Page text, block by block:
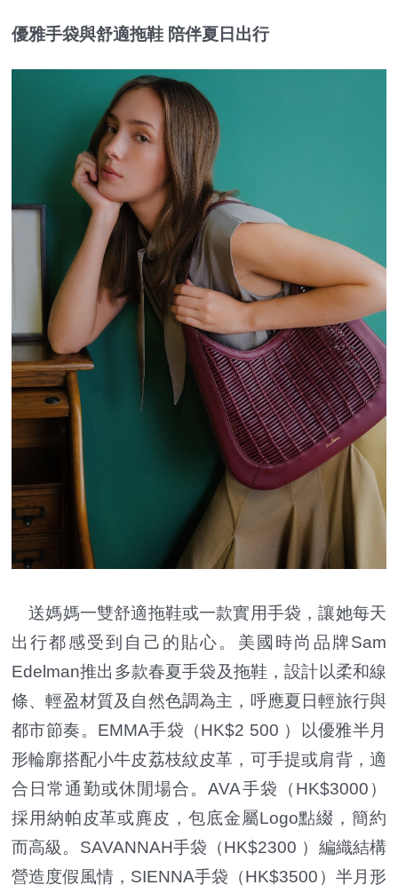
優雅手袋與舒適拖鞋 陪伴夏日出行
送媽媽一雙舒適拖鞋或一款實用手袋，讓她每天
出行都感受到自己的貼心。美國時尚品牌Sam
Edelman推出多款春夏手袋及拖鞋，設計以柔和線
條、輕盈材質及自然色調為主，呼應夏日輕旅行與
都市節奏。EMMA手袋（HK$2 500 ）以優雅半月
形輪廓搭配小牛皮荔枝紋皮革，可手提或肩背，適
合日常通勤或休閒場合。AVA手袋（HK$3000）
採用納帕皮革或麂皮，包底金屬Logo點綴，簡約
而高級。SAVANNAH手袋（HK$2300 ）編織結構
營造度假風情，SIENNA手袋（HK$3500）半月形